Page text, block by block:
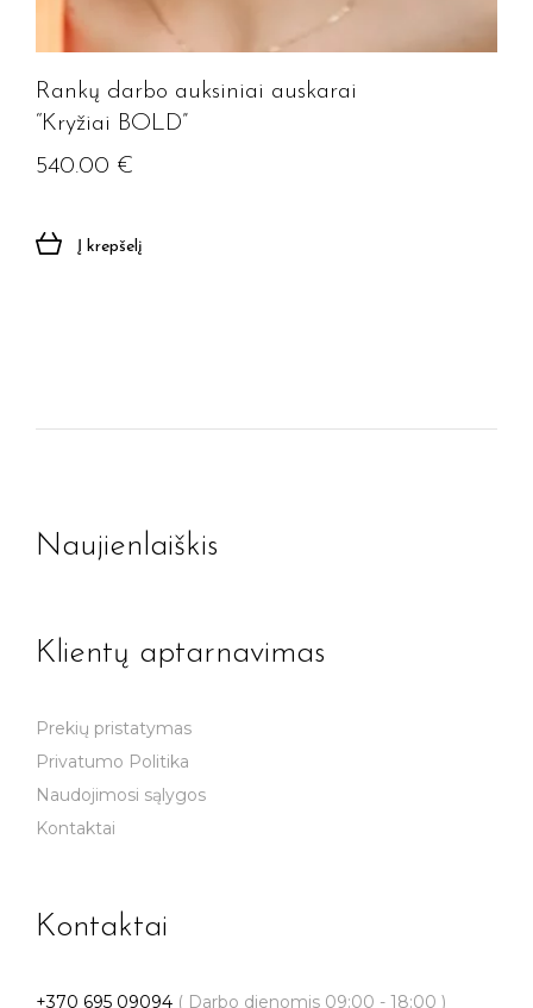
Rankų darbo auksiniai auskarai
“Kryžiai BOLD”
540.00 €
Į krepšelį
Naujienlaiškis
Klientų aptarnavimas
Prekių pristatymas
Privatumo Politika
Naudojimosi sąlygos
Kontaktai
Kontaktai
+370 695 09094 ( Darbo dienomis 09:00 - 18:00 )